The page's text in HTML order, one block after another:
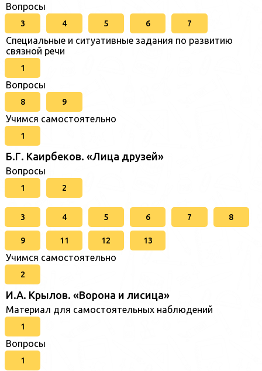
Вопросы
3 4 5 6 7
Специальные и ситуативные задания по развитию
связной речи
1
Вопросы
8 9
Учимся самостоятельно
1
Б.Г. Каирбеков. «Лица друзей»
Вопросы
1 2
3 4 5 6 7 8
9 11 12 13
Учимся самостоятельно
2
И.А. Крылов. «Ворона и лисица»
Материал для самостоятельных наблюдений
1
Вопросы
1